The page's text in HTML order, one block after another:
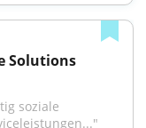
Solutions
soziale